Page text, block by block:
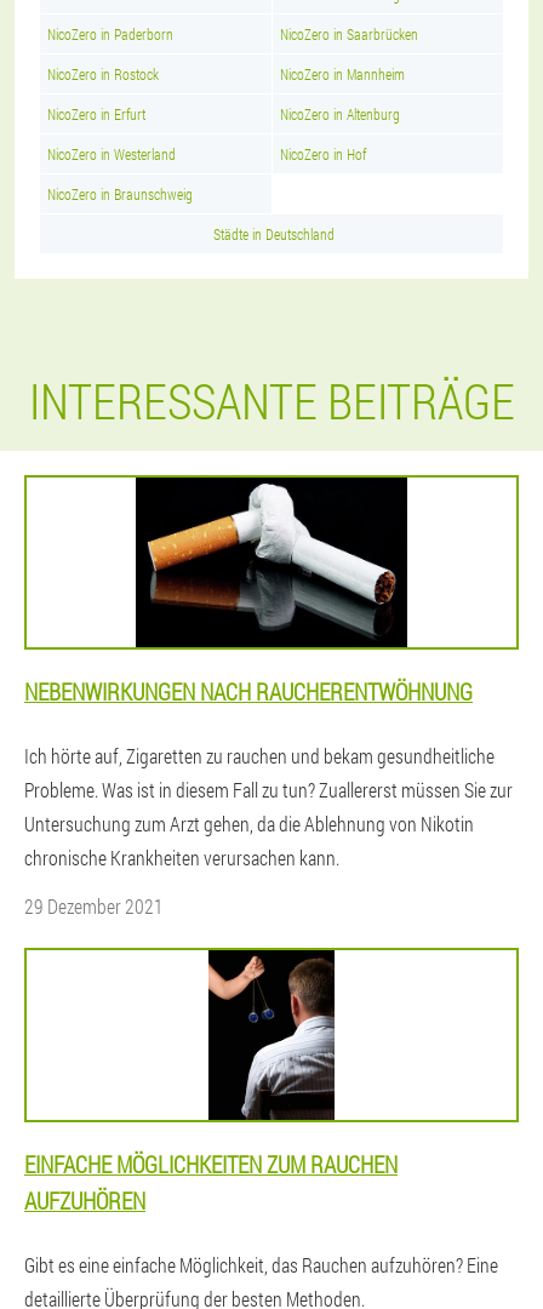
NicoZero in Paderborn NicoZero in Saarbrücken
NicoZero in Rostock NicoZero in Mannheim
NicoZero in Erfurt NicoZero in Altenburg
NicoZero in Westerland NicoZero in Hof
NicoZero in Braunschweig
Städte in Deutschland
INTERESSANTE BEITRÄGE
NEBENWIRKUNGEN NACH RAUCHERENTWÖHNUNG
Ich hörte auf, Zigaretten zu rauchen und bekam gesundheitliche
Probleme. Was ist in diesem Fall zu tun? Zuallererst müssen Sie zur
Untersuchung zum Arzt gehen, da die Ablehnung von Nikotin
chronische Krankheiten verursachen kann.
29 Dezember 2021
EINFACHE MÖGLICHKEITEN ZUM RAUCHEN
AUFZUHÖREN
Gibt es eine einfache Möglichkeit, das Rauchen aufzuhören? Eine
detaillierte Überprüfung der besten Methoden.